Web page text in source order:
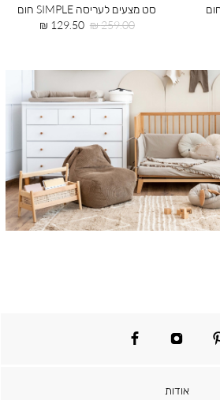
סט מצעים לעריסה SIMPLE חום
מחיר
129.50 ₪
מחיר
259.00 ₪
pinterest
instagram
facebook
אודות